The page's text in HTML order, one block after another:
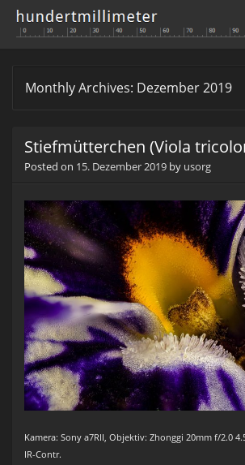
Monthly Archives: Dezember 2019
Stiefmütterchen (Viola
Posted on 15. Dezember 2019 by usorg
Kamera: Sony a7RII, Objektiv: Zhonggi 20mm f/2.0
IR-Contr.